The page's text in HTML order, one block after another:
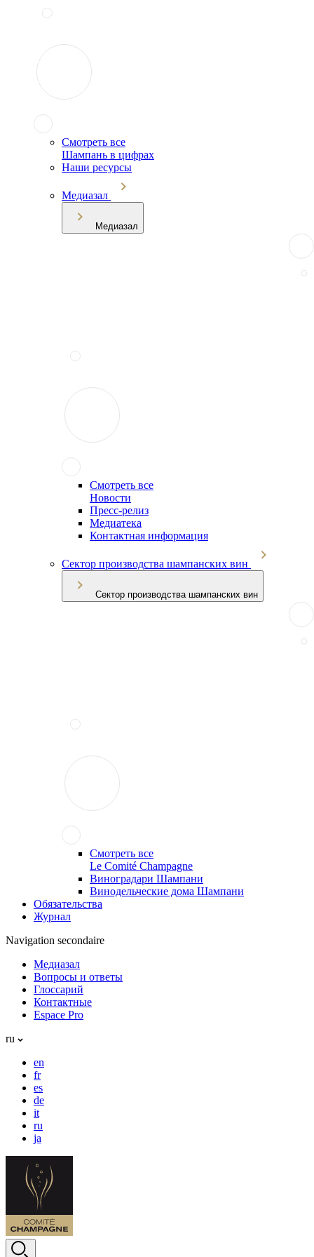
Смотреть все
Шампань в цифрах
Наши ресурсы
Медиазал
Медиазал
Смотреть все
Новости
Пресс-релиз
Медиатека
Контактная информация
Сектор производства шампанских вин
Сектор производства шампанских вин
Смотреть все
Le Comité Champagne
Виноградари Шампани
Винодельческие дома Шампани
Обязательства
Журнал
Navigation secondaire
Медиазал
Вопросы и ответы
Глоссарий
Контактные
Espace Pro
ru
en
fr
es
de
it
ru
ja